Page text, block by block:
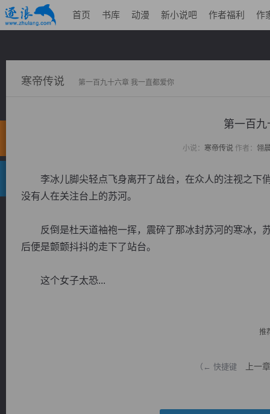
首页 书库 动漫 新小说吧 作者福利 作
寒帝传说 第一百九十六章 我一直都爱你
第一百
小说： 寒帝传说作者： 翎
李冰儿脚尖轻点飞身离开了战台，在众人的注视之下
没有人在关注台上的苏河。
反倒是杜天道袖袍一挥，震碎了那冰封苏河的寒冰，
后便是颤颤抖抖的走下了站台。
这个女子太恐...
推
（← 快捷键 上一章